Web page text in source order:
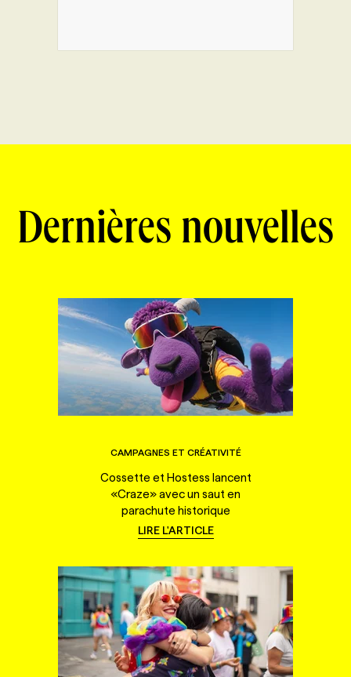
Dernières nouvelles
CAMPAGNES ET CRÉATIVITÉ
Cossette et Hostess lancent
«Craze» avec un saut en
parachute historique
LIRE L'ARTICLE